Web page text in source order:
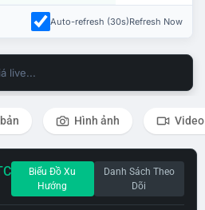
Auto-refresh (30s)Refresh Now
live...
Hình ảnh Video
Biểu Đồ Xu
Hướng
Danh Sách Theo
Dõi